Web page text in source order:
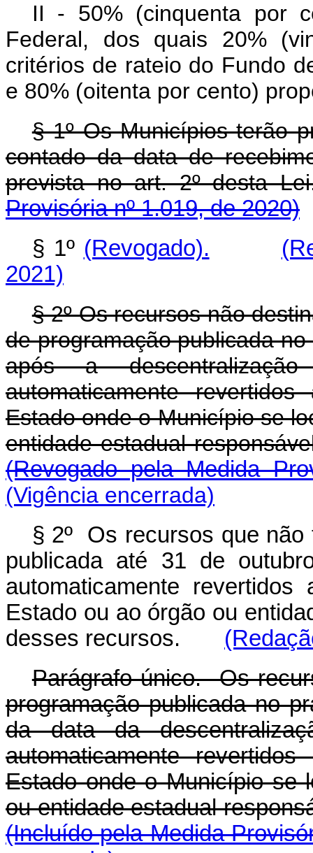
II - 50% (cinquenta por
Federal, dos quais 20%
critérios de rateio do Fundo
e 80% (oitenta por cento)
§ 1º Os Municípios terão
contado da data de
prevista no art. 2º
Provisória nº 1.019, de 2020)
§ 1º (Revogado).
2021)
§ 2º Os recursos não
de programação publicada
após a
automaticamente
Estado onde o Município se
entidade estadual
(Revogado pela Medida
(Vigência encerrada)
§ 2º Os recursos que não
publicada até 31 de
automaticamente
Estado ou ao órgão ou
desses recursos.
Parágrafo único. Os
programação publicada no
da data da
automaticamente
Estado onde o Município se
ou entidade estadual
(Incluído pela Medida